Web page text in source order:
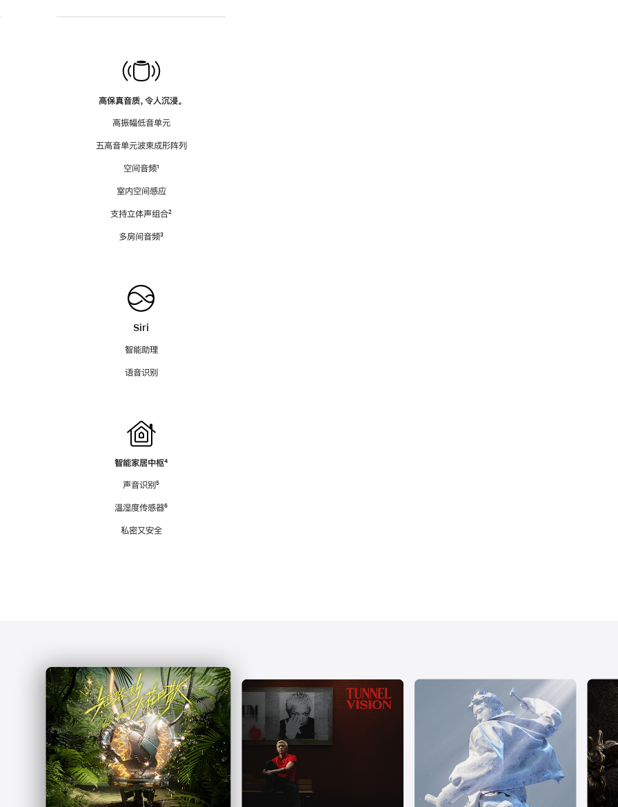
高保真音质，令人沉浸。
高振幅低音单元
五高音单元波束成形阵列
空间音频脚
¹
室内空间感应
支持立体声组合脚
²
多房间音频脚
³
Siri
智能助理
语音识别
智能家居中枢脚
⁴
声音识别脚
⁵
温湿度传感器脚
⁶
私密又安全